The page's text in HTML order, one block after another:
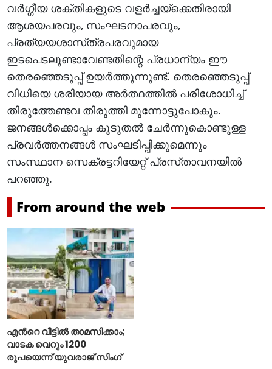
വര്‍ഗ്ഗീയ ശക്തികളുടെ വളര്‍ച്ചയ്‌ക്കെതിരായി
ആശയപരവും, സംഘടനാപരവും,
പ്രത്യയശാസ്‌ത്രപരവുമായ
ഇടപെടലുണ്ടാവേണ്ടതിന്റെ പ്രധാന്യം ഈ
തെരഞ്ഞെടുപ്പ്‌ ഉയര്‍ത്തുന്നുണ്ട്‌. തെരഞ്ഞെടുപ്പ്‌
വിധിയെ ശരിയായ അര്‍ത്ഥത്തില്‍ പരിശോധിച്ച്‌
തിരുത്തേണ്ടവ തിരുത്തി മുന്നോട്ടുപോകും.
ജനങ്ങള്‍ക്കൊപ്പം കൂടുതല്‍ ചേര്‍ന്നുകൊണ്ടുള്ള
പ്രവര്‍ത്തനങ്ങള്‍ സംഘടിപ്പിക്കുമെന്നും
സംസ്ഥാന സെക്രട്ടറിയേറ്റ്‌ പ്രസ്‌താവനയില്‍
പറഞ്ഞു.
From around the web
എന്‍റെ വീട്ടില്‍ താമസിക്കാം;
വാടക വെറും 1200
രൂപയെന്ന് യുവരാജ് സിംഗ്